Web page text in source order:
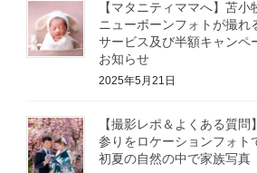
【マタニティママへ】苫小
ニューボーンフォトが撮れ
サービス及び半額キャンペ
お知らせ
2025年5月21日
【撮影レポ＆よくある質問
参りをロケーションフォト
初夏の自然の中で家族写真